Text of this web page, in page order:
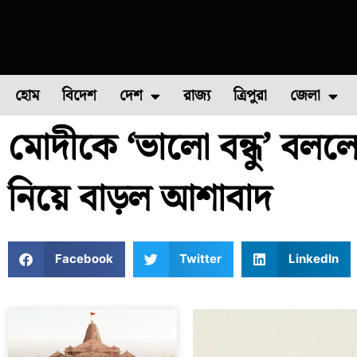
হোম বিদেশ দেশ
ফুল চাষ ফল চাষ মাছ চাষ পোল্ট্রি
রাজ্য ত্রিপুরা জেলা
উত্তর ২৪
মোদীকে ‘ভালো বন্ধু’
নিয়ে বাড়ল আশাবাদ
Facebook Twitter LinkedIn